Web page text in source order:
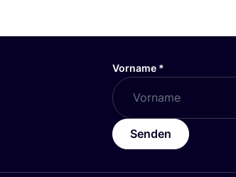
Vorname *
Senden